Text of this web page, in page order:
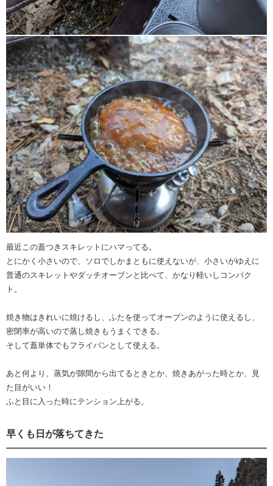
最近この蓋つきスキレットにハマってる。
とにかく小さいので、ソロでしかまともに使えないが、小さいがゆえに
普通のスキレットやダッチオーブンと比べて、かなり軽いしコンパク
ト。
焼き物はきれいに焼けるし、ふたを使ってオーブンのように使えるし、
密閉率が高いので蒸し焼きもうまくできる。
そして蓋単体でもフライパンとして使える。
あと何より、蒸気が隙間から出てるときとか、焼きあがった時とか、見
た目がいい！
ふと目に入った時にテンション上がる。
早くも日が落ちてきた